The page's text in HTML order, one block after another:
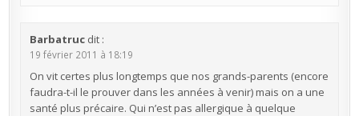
Barbatruc dit :
19 février 2011 à 18:19
On vit certes plus longtemps que nos grands-parents (encore
faudra-t-il le prouver dans les années à venir) mais on a une
santé plus précaire. Qui n’est pas allergique à quelque